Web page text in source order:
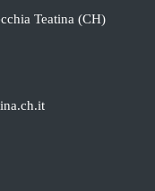
Teatina (CH)